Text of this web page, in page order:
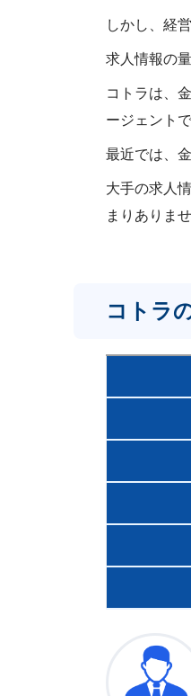
しかし、経
求人情報の
コトラは、
ージェントで
最近では、
大手の求人
まりありませ
コトラ